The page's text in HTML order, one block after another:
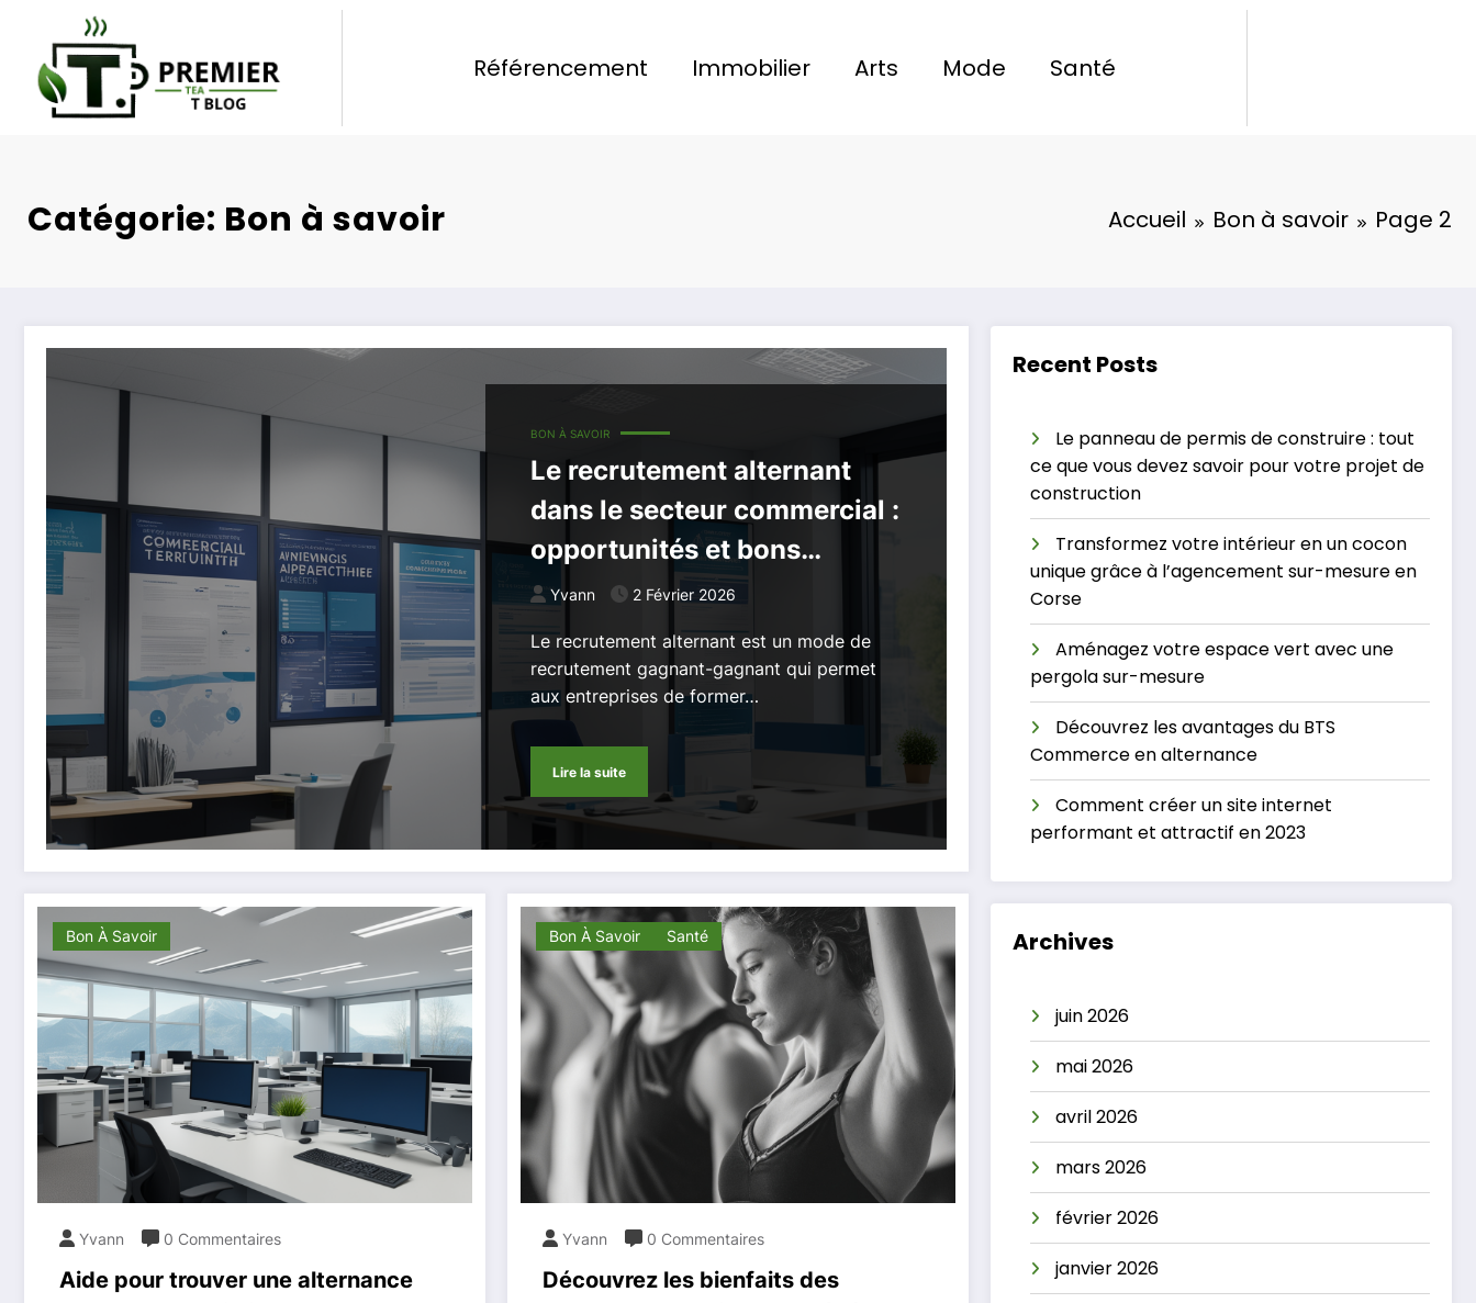
contenu
Référencement Immobilier Arts Mode Santé
Catégorie: Bon à savoir Accueil Bon à savoir Page 2
BON À SAVOIR
Le recrutement alternant
dans le secteur commercial :
opportunités et bons
pratiques
Yvann 2 Février 2026
Le recrutement alternant est un mode de
recrutement gagnant-gagnant qui permet
aux entreprises de former…
Lire la suite
Bon À Savoir
Yvann 0 Commentaires
Aide pour trouver une alternance
Bon À Savoir Santé
Yvann 0 Commentaires
Découvrez les bienfaits des
Recent Posts
Le panneau de permis de construire : tout
ce que vous devez savoir pour votre projet de
construction
Transformez votre intérieur en un cocon
unique grâce à l’agencement sur-mesure en
Corse
Aménagez votre espace vert avec une
pergola sur-mesure
Découvrez les avantages du BTS
Commerce en alternance
Comment créer un site internet
performant et attractif en 2023
Archives
juin 2026
mai 2026
avril 2026
mars 2026
février 2026
janvier 2026